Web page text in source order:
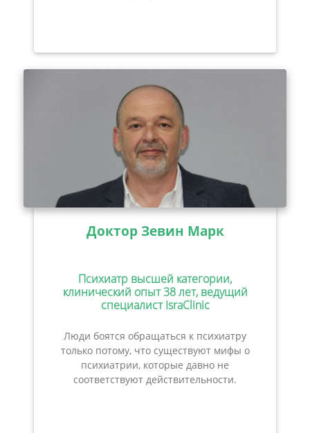
Доктор Зевин Марк
Психиатр высшей категории,
клинический опыт 38 лет, ведущий
специалист IsraClinic
Люди боятся обращаться к психиатру
только потому, что существуют мифы о
психиатрии, которые давно не
соответствуют действительности.